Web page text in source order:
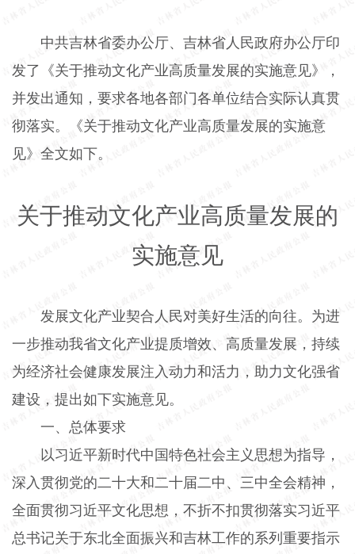
中共吉林省委办公厅、吉林省人民政府办公厅印
发了《关于推动文化产业高质量发展的实施意见》，
并发出通知，要求各地各部门各单位结合实际认真贯
彻落实。《关于推动文化产业高质量发展的实施意
见》全文如下。
关于推动文化产业高质量发展的
实施意见
发展文化产业契合人民对美好生活的向往。为进
一步推动我省文化产业提质增效、高质量发展，持续
为经济社会健康发展注入动力和活力，助力文化强省
建设，提出如下实施意见。
一、总体要求
以习近平新时代中国特色社会主义思想为指导，
深入贯彻党的二十大和二十届二中、三中全会精神，
全面贯彻习近平文化思想，不折不扣贯彻落实习近平
总书记关于东北全面振兴和吉林工作的系列重要指示